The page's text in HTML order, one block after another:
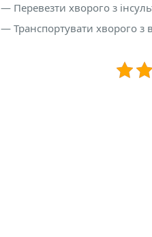
— Перевезти хворого з
— Транспортувати хворого